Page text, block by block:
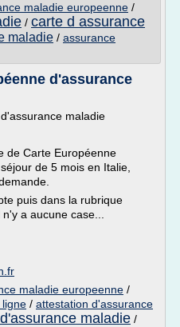
maladie europeenne /
/ carte d assurance
maladie / assurance
d'assurance
maladie
de Carte Européenne
de 5 mois en Italie,
puis dans la rubrique
a aucune case...
maladie europeenne /
/ attestation d'assurance
maladie /